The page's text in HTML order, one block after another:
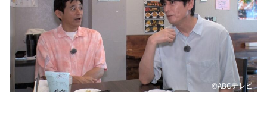
©️ABCテレビ